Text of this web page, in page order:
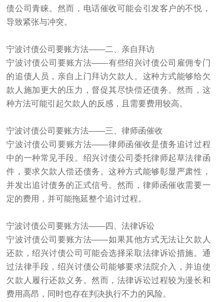
债公司青睐。然而，电话催收可能会引发客户的不悦，
导致紧张与冲突。
宁波讨债公司要账方法——二、亲自拜访
宁波讨债公司要账方法——有些绍兴讨债公司雇佣专门
的追债人员，亲自上门拜访欠款人。这种方式能够给欠
款人施加更大的压力，督促其尽快偿还债务。然而，这
种方法可能引起欠款人的反感，且需要费用较高。
宁波讨债公司要账方法——三、律师函催收
宁波讨债公司要账方法——律师函催收是债务追讨过程
中的一种常见手段。绍兴讨债公司委托律师起草法律函
件，要求欠款人偿还债务。这种方式能够彰显严肃性，
并发出追讨债务的正式信号。然而，律师函催收需要一
定的费用，并可能拖延整个追讨过程。
宁波讨债公司要账方法——四、法律诉讼
宁波讨债公司要账方法——如果其他方式无法让欠款人
还款，绍兴讨债公司可能会选择采取法律诉讼措施。通
过法律手段，绍兴讨债公司能够要求法院介入，并迫使
欠款人履行还款义务。然而，法律诉讼过程较为漫长和
费用高昂，同时也存在判决执行不力的风险。